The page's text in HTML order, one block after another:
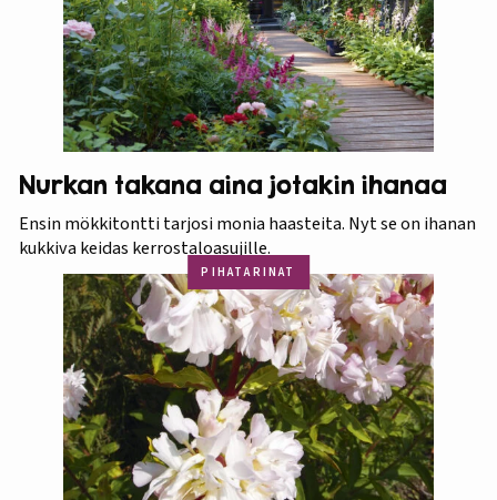
Nurkan takana aina jotakin ihanaa
Ensin mökkitontti tarjosi monia haasteita. Nyt se on ihanan
kukkiva keidas kerrostaloasujille.
PIHATARINAT